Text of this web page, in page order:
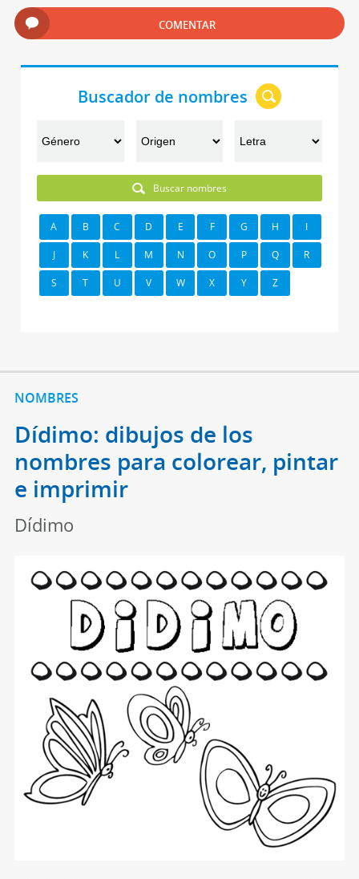
COMENTAR
Buscador de nombres
Buscar nombres
A B C D E F G H I
J K L M N O P Q R
S T U V W X Y Z
NOMBRES
Dídimo: dibujos de los
nombres para colorear, pintar
e imprimir
Dídimo